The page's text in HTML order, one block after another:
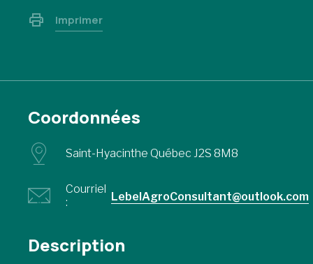
Imprimer
Coordonnées
Saint-Hyacinthe Québec J2S 8M8
Courriel
:
LebelAgroConsultant@outlook.com
Description